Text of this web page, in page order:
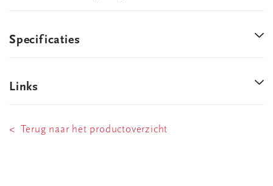
Specificaties
Links
< Terug naar het productoverzicht